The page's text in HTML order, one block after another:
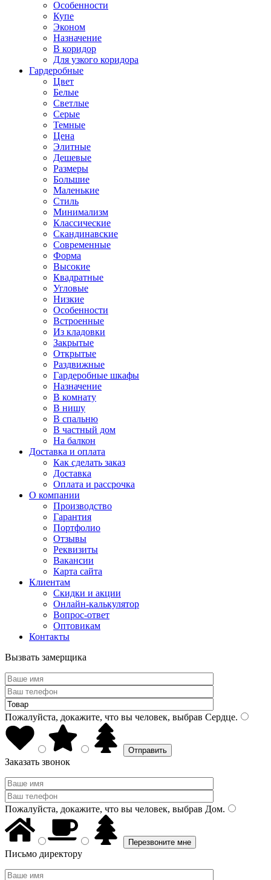
Особенности
Купе
Эконом
Назначение
В коридор
Для узкого коридора
Гардеробные
Цвет
Белые
Светлые
Серые
Темные
Цена
Элитные
Дешевые
Размеры
Большие
Маленькие
Стиль
Минимализм
Классические
Скандинавские
Современные
Форма
Высокие
Квадратные
Угловые
Низкие
Особенности
Встроенные
Из кладовки
Закрытые
Открытые
Раздвижные
Гардеробные шкафы
Назначение
В комнату
В нишу
В спальню
В частный дом
На балкон
Доставка и оплата
Как сделать заказ
Доставка
Оплата и рассрочка
О компании
Производство
Гарантия
Портфолио
Отзывы
Реквизиты
Вакансии
Карта сайта
Клиентам
Скидки и акции
Онлайн-калькулятор
Вопрос-ответ
Оптовикам
Контакты
Вызвать замерщика
Пожалуйста, докажите, что вы человек, выбрав Сердце.
Заказать звонок
Пожалуйста, докажите, что вы человек, выбрав Дом.
Письмо директору